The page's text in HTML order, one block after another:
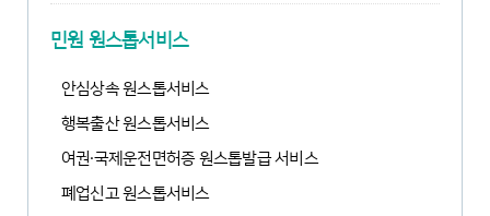
민원 원스톱서비스
안심상속 원스톱서비스
행복출산 원스톱서비스
여권·국제운전면허증 원스톱발급 서비스
폐업신고 원스톱서비스